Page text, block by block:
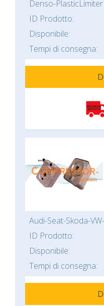
Denso-
ID Prodotto:
Disponibile:
Tempi di consegna:
Audi-Seat-Skoda-
ID Prodotto:
Disponibile:
Tempi di consegna: